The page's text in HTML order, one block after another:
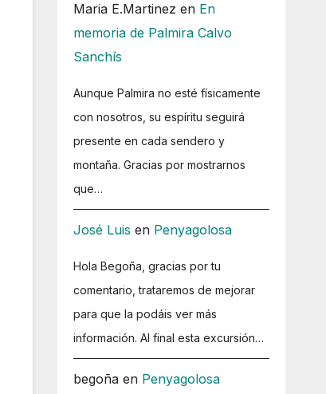
Maria E.Martinez en En
memoria de Palmira Calvo
Sanchís
Aunque Palmira no esté físicamente
con nosotros, su espíritu seguirá
presente en cada sendero y
montaña. Gracias por mostrarnos
que…
José Luis en Penyagolosa
Hola Begoña, gracias por tu
comentario, trataremos de mejorar
para que la podáis ver más
información. Al final esta excursión…
begoñaen Penyagolosa